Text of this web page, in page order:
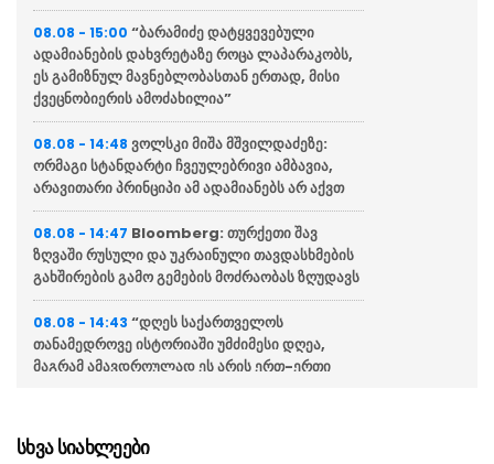
08.08 - 15:00 “ბარამიძე დატყვევებული
ადამიანების დახვრეტაზე როცა ლაპარაკობს,
ეს გამიზნულ მავნებლობასთან ერთად, მისი
ქვეცნობიერის ამოძახილია”
08.08 - 14:48 ვოლსკი მიშა მშვილდაძეზე:
ორმაგი სტანდარტი ჩვეულებრივი ამბავია,
არავითარი პრინციპი ამ ადამიანებს არ აქვთ
08.08 - 14:47 Bloomberg: თურქეთი შავ
ზღვაში რუსული და უკრაინული თავდასხმების
გახშირების გამო გემების მოძრაობას ზღუდავს
08.08 - 14:43 “დღეს საქართველოს
თანამედროვე ისტორიაში უმძიმესი დღეა,
მაგრამ ამავდროულად ეს არის ერთ-ერთი
08.08 - 14:37
გიორგი ჯინჭარაძემ რუსეთ-
საქართველოს ომში დაღუპულთა ხსოვნას
სხვა სიახლეები